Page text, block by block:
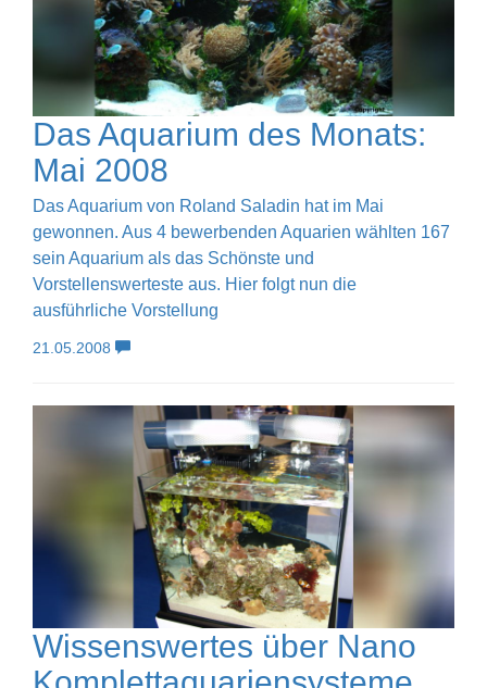
Das Aquarium des Monats:
Mai 2008
Das Aquarium von Roland Saladin hat im Mai
gewonnen. Aus 4 bewerbenden Aquarien wählten 167
sein Aquarium als das Schönste und
Vorstellenswerteste aus. Hier folgt nun die
ausführliche Vorstellung
21.05.2008
Wissenswertes über Nano